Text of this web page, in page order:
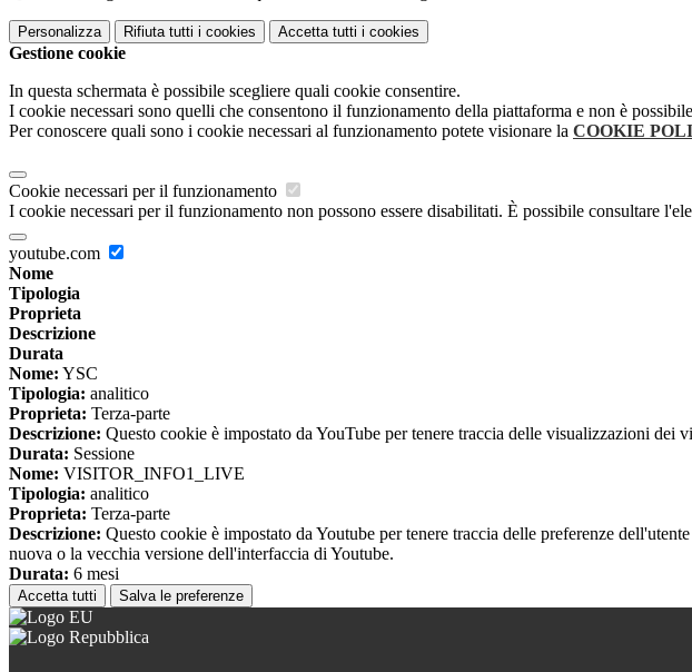
Personalizza Rifiuta tutti i cookies Accetta tutti i cookies
Gestione cookie
In questa schermata è possibile scegliere quali cookie consentire.
I cookie necessari sono quelli che consentono il funzionamento della piattaforma e non è
Per conoscere quali sono i cookie necessari al funzionamento potete visionare la COOKIE
Cookie necessari per il funzionamento
I cookie necessari per il funzionamento non possono essere disabilitati. È possibile consultare
youtube.com
Nome
Tipologia
Proprieta
Descrizione
Durata
Nome: YSC
Tipologia: analitico
Proprieta: Terza-parte
Descrizione: Questo cookie è impostato da YouTube per tenere traccia delle visualizzazioni dei
Durata: Sessione
Nome: VISITOR_INFO1_LIVE
Tipologia: analitico
Proprieta: Terza-parte
Descrizione: Questo cookie è impostato da Youtube per tenere traccia delle preferenze
nuova o la vecchia versione dell'interfaccia di Youtube.
Durata: 6 mesi
Accetta tutti Salva le preferenze